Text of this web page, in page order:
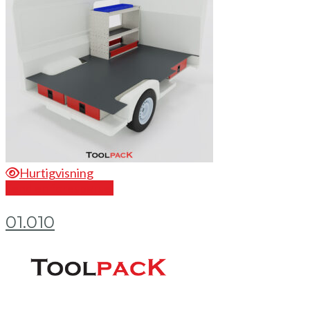
Hurtigvisning
01.010